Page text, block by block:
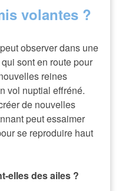
volantes ?
observer dans une
sont en route pour
reines
vol nuptial effréné.
de nouvelles
peut essaimer
se reproduire haut
elles des ailes ?